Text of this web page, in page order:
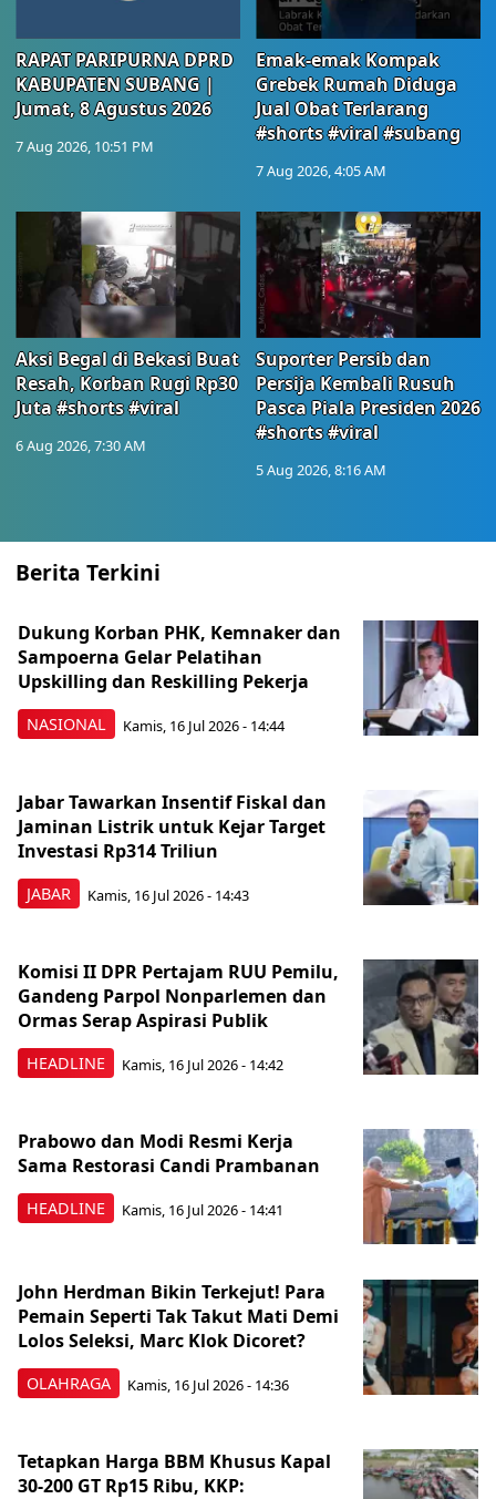
RAPAT PARIPURNA DPRD
KABUPATEN SUBANG |
Jumat, 8 Agustus 2026
7 Aug 2026, 10:51 PM
Emak-emak Kompak
Grebek Rumah Diduga
Jual Obat Terlarang
#shorts #viral #subang
7 Aug 2026, 4:05 AM
Aksi Begal di Bekasi Buat
Resah, Korban Rugi Rp30
Juta #shorts #viral
6 Aug 2026, 7:30 AM
Suporter Persib dan
Persija Kembali Rusuh
Pasca Piala Presiden 2026
#shorts #viral
5 Aug 2026, 8:16 AM
Berita Terkini
NASIONAL
Dukung Korban PHK, Kemnaker dan
Sampoerna Gelar Pelatihan
Upskilling dan Reskilling Pekerja
Kamis, 16 Jul 2026 - 14:44
JABAR
Jabar Tawarkan Insentif Fiskal dan
Jaminan Listrik untuk Kejar Target
Investasi Rp314 Triliun
Kamis, 16 Jul 2026 - 14:43
HEADLINE
Komisi II DPR Pertajam RUU Pemilu,
Gandeng Parpol Nonparlemen dan
Ormas Serap Aspirasi Publik
Kamis, 16 Jul 2026 - 14:42
HEADLINE
Prabowo dan Modi Resmi Kerja
Sama Restorasi Candi Prambanan
Kamis, 16 Jul 2026 - 14:41
OLAHRAGA
John Herdman Bikin Terkejut! Para
Pemain Seperti Tak Takut Mati Demi
Lolos Seleksi, Marc Klok Dicoret?
Kamis, 16 Jul 2026 - 14:36
Tetapkan Harga BBM Khusus Kapal
30-200 GT Rp15 Ribu, KKP: